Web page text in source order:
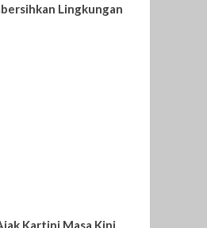
Lingkungan
Kartini Masa Kini